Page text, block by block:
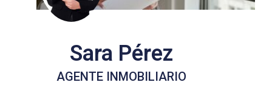
Sara Pérez
AGENTE INMOBILIARIO